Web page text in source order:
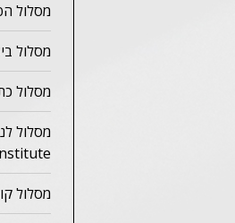
מסלול
מסלול
מסלול
מסלול